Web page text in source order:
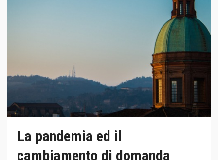
La pandemia ed il
cambiamento di domanda